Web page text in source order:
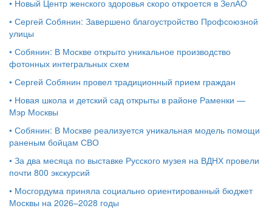
• Новый Центр женского здоровья скоро откроется в ЗелАО
• Сергей Собянин: Завершено благоустройство Профсоюзной
улицы
• Собянин: В Москве открыто уникальное производство
фотонных интегральных схем
• Сергей Собянин провел традиционный прием граждан
• Новая школа и детский сад открыты в районе Раменки —
Мэр Москвы
• Собянин: В Москве реализуется уникальная модель помощи
раненым бойцам СВО
• За два месяца по выставке Русского музея на ВДНХ провели
почти 800 экскурсий
• Мосгордума приняла социально ориентированный бюджет
Москвы на 2026–2028 годы